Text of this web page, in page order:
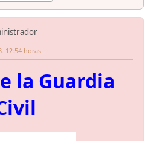
12:54 horas.
la Guardia